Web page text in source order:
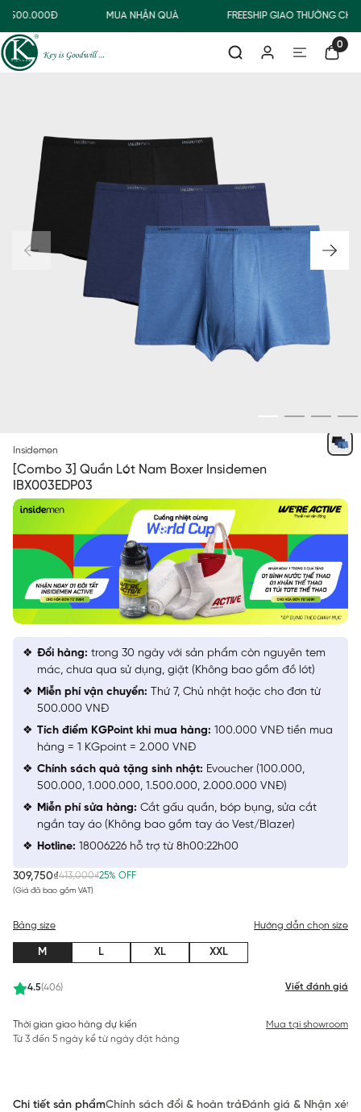
500.000Đ MUA NHẬN QUÀ FREESHIP GIAO THƯỜNG
0
Insidemen
[Combo 3] Quần Lót Nam Boxer Insidemen
IBX003EDP03
309,750₫413,000₫25% OFF
(Giá đã bao gồm VAT)
4.5(406) Viết đánh giá
Bảng size Hướng dẫn chọn size
M L XL XXL
Thời gian giao hàng dự kiến
Từ 3 đến 5 ngày kể từ ngày đặt hàng
Mua tại showroom
Đổi hàng: trong 30 ngày với sản phẩm còn nguyên tem
mác, chưa qua sử dụng, giặt (Không bao gồm đồ lót)
Miễn phí vận chuyển: Thứ 7, Chủ nhật hoặc cho đơn từ
500.000 VNĐ
Tích điểm KGPoint khi mua hàng: 100.000 VNĐ tiền mua
hàng = 1 KGpoint = 2.000 VNĐ
Chính sách quà tặng sinh nhật: Evoucher (100.000,
500.000, 1.000.000, 1.500.000, 2.000.000 VNĐ)
Miễn phí sửa hàng: Cắt gấu quần, bóp bụng, sửa cắt
ngắn tay áo (Không bao gồm tay áo Vest/Blazer)
Hotline: 18006226 hỗ trợ từ 8h00:22h00
Chi tiết sản phẩmChính sách đổi & hoàn trảĐánh giá & Nhận xét